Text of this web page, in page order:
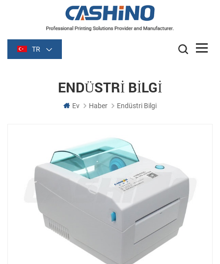
TR
ENDÜSTRI BILGI
Ev Haber Endüstri Bilgi